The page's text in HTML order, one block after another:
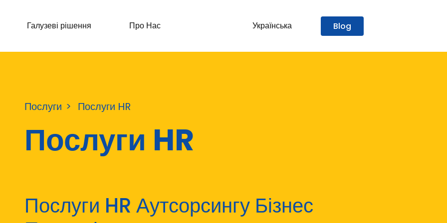
Галузеві рішення Про Нас Українська Blog
Послуги Послуги HR
Послуги HR
Послуги HR Аутсорсингу Бізнес